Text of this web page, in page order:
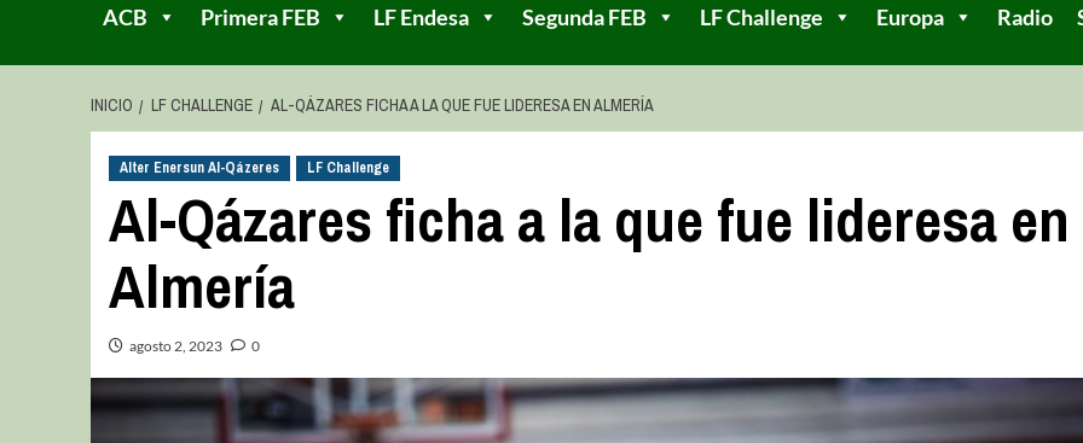
ACB Primera FEB LF Endesa Segunda FEB LF Challenge Europa Radio
INICIO LF CHALLENGE AL-QÁZARES FICHA A LA QUE FUE LIDERESA EN ALMERÍA
Alter Enersun Al-Qázeres LF Challenge
Al-Qázares ficha a la que fue lideresa en
Almería
agosto 2, 2023 0